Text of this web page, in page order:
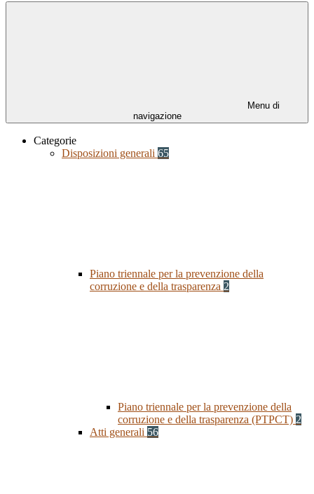
Menu di
navigazione
Categorie
Disposizioni generali 65
Piano triennale per la prevenzione della
corruzione e della trasparenza 2
Piano triennale per la prevenzione della
corruzione e della trasparenza (PTPCT) 2
Atti generali 56